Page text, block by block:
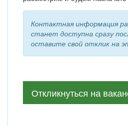
Контактная информация
станет доступна сразу
оставите свой отклик на
Откликнуться на